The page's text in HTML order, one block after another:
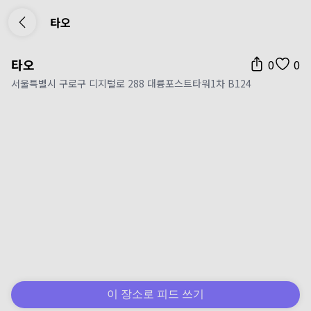
타오
타오 0 0
서울특별시 구로구 디지털로 288 대륭포스트타워1차 B124
이 장소로 피드 쓰기